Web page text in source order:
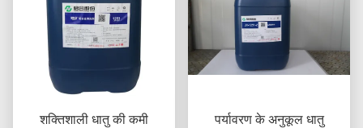
शक्तिशाली धातु की कमी
पर्यावरण के अनुकूल धातु